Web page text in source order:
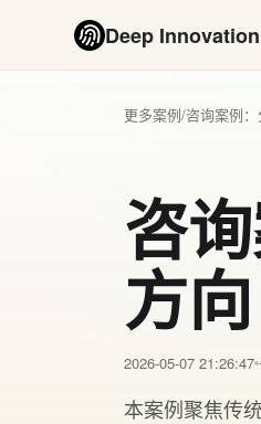
Deep Innovation
更多案例/咨询案例
咨
方向
2026-05-07 21:26:47
本案例聚焦传